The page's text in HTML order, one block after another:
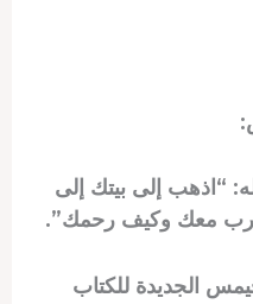
“اذهب إلى بيتك إلى
معك وكيف رحمك”.
جيمس الجديدة للكتاب